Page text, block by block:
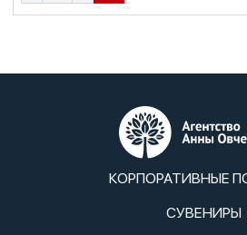
КОРПОРАТИВНЫЕ
СУВЕНИРЫ